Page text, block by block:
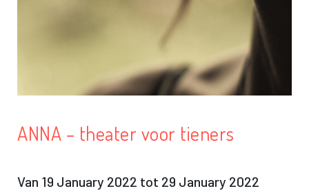
ANNA – theater voor tieners
Van 19 January 2022 tot 29 January 2022